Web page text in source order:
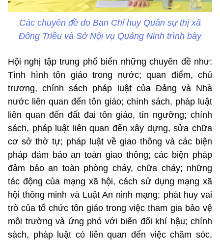
Các chuyên đề do Ban Chỉ huy Quân sự thị xã
Đông Triều và Sở Nội vụ Quảng Ninh trình bày
Hội nghị tập trung phổ biến những chuyên đề như:
Tình hình tôn giáo trong nước; quan điểm, chủ
trương, chính sách pháp luật của Đảng và Nhà
nước liên quan đến tôn giáo; chính sách, pháp luật
liên quan đến đất đai tôn giáo, tín ngưỡng; chính
sách, pháp luật liên quan đến xây dựng, sửa chữa
cơ sở thờ tự; pháp luật về giao thông và các biện
pháp đảm bảo an toàn giao thông; các biện pháp
đảm bảo an toàn phòng cháy, chữa cháy; những
tác động của mạng xã hội, cách sử dụng mạng xã
hội thông minh và Luật An ninh mạng; phát huy vai
trò của tổ chức tôn giáo trong việc tham gia bảo vệ
môi trường và ứng phó với biến đổi khí hậu; chính
sách, pháp luật có liên quan đến việc chăm sóc,